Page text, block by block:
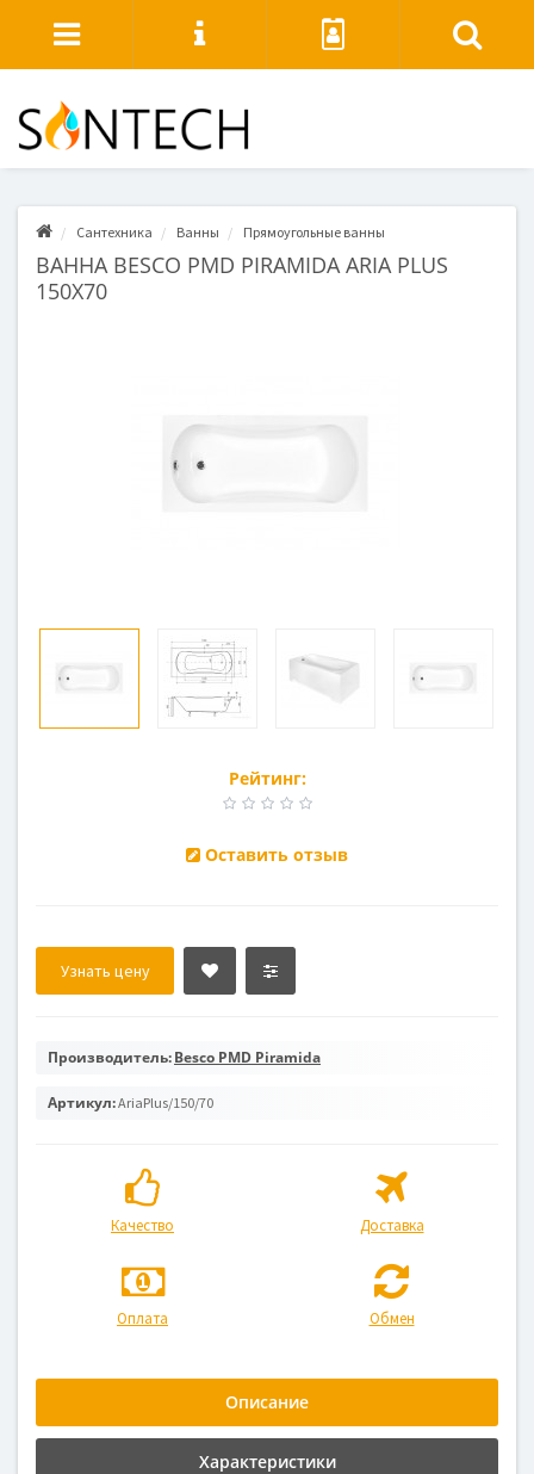
Сантехника Ванны Прямоугольные ванны
ВАННА BESCO PMD PIRAMIDA ARIA PLUS
150X70
Рейтинг:
Оставить отзыв
Узнать цену
Производитель:Besco PMD Piramida
Артикул:AriaPlus/150/70
Качество Доставка
Оплата Обмен
Описание
Характеристики